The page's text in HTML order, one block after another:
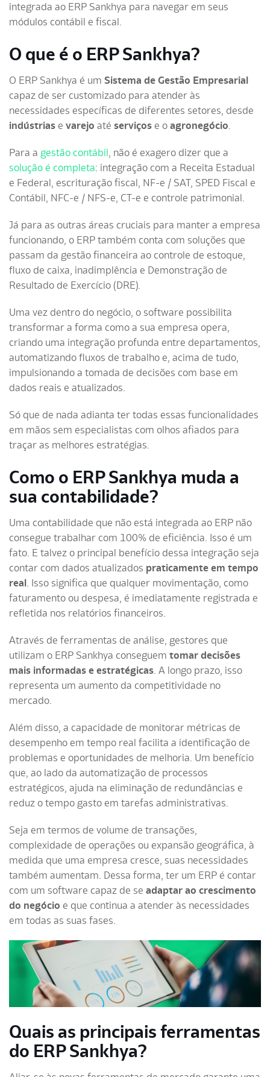
integrada ao ERP Sankhya para navegar em seus
módulos contábil e fiscal.
O que é o ERP Sankhya?
O ERP Sankhya é um Sistema de Gestão Empresarial
capaz de ser customizado para atender às
necessidades específicas de diferentes setores, desde
indústrias e varejo até serviços e o agronegócio.
Para a gestão contábil, não é exagero dizer que a
solução é completa: integração com a Receita Estadual
e Federal, escrituração fiscal, NF-e / SAT, SPED Fiscal e
Contábil, NFC-e / NFS-e, CT-e e controle patrimonial.
Já para as outras áreas cruciais para manter a empresa
funcionando, o ERP também conta com soluções que
passam da gestão financeira ao controle de estoque,
fluxo de caixa, inadimplência e Demonstração de
Resultado de Exercício (DRE).
Uma vez dentro do negócio, o software possibilita
transformar a forma como a sua empresa opera,
criando uma integração profunda entre departamentos,
automatizando fluxos de trabalho e, acima de tudo,
impulsionando a tomada de decisões com base em
dados reais e atualizados.
Só que de nada adianta ter todas essas funcionalidades
em mãos sem especialistas com olhos afiados para
traçar as melhores estratégias.
Como o ERP Sankhya muda a
sua contabilidade?
Uma contabilidade que não está integrada ao ERP não
consegue trabalhar com 100% de eficiência. Isso é um
fato. E talvez o principal benefício dessa integração seja
contar com dados atualizados praticamente em tempo
real. Isso significa que qualquer movimentação, como
faturamento ou despesa, é imediatamente registrada e
refletida nos relatórios financeiros.
Através de ferramentas de análise, gestores que
utilizam o ERP Sankhya conseguem tomar decisões
mais informadas e estratégicas. A longo prazo, isso
representa um aumento da competitividade no
mercado.
Além disso, a capacidade de monitorar métricas de
desempenho em tempo real facilita a identificação de
problemas e oportunidades de melhoria. Um benefício
que, ao lado da automatização de processos
estratégicos, ajuda na eliminação de redundâncias e
reduz o tempo gasto em tarefas administrativas.
Seja em termos de volume de transações,
complexidade de operações ou expansão geográfica, à
medida que uma empresa cresce, suas necessidades
também aumentam. Dessa forma, ter um ERP é contar
com um software capaz de se adaptar ao crescimento
do negócio e que continua a atender às necessidades
em todas as suas fases.
Quais as principais ferramentas
do ERP Sankhya?